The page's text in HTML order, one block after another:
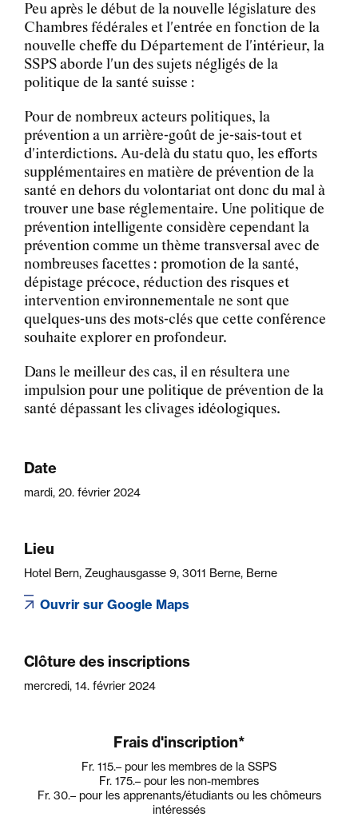
Peu après le début de la nouvelle législature des
Chambres fédérales et l'entrée en fonction de la
nouvelle cheffe du Département de l'intérieur, la
SSPS aborde l'un des sujets négligés de la
politique de la santé suisse :
Pour de nombreux acteurs politiques, la
prévention a un arrière-goût de je-sais-tout et
d'interdictions. Au-delà du statu quo, les efforts
supplémentaires en matière de prévention de la
santé en dehors du volontariat ont donc du mal à
trouver une base réglementaire. Une politique de
prévention intelligente considère cependant la
prévention comme un thème transversal avec de
nombreuses facettes : promotion de la santé,
dépistage précoce, réduction des risques et
intervention environnementale ne sont que
quelques-uns des mots-clés que cette conférence
souhaite explorer en profondeur.
Dans le meilleur des cas, il en résultera une
impulsion pour une politique de prévention de la
santé dépassant les clivages idéologiques.
Date
mardi, 20. février 2024
Lieu
Hotel Bern, Zeughausgasse 9, 3011 Berne, Berne
Ouvrir sur Google Maps
Clôture des inscriptions
mercredi, 14. février 2024
Frais d'inscription*
Fr. 115.– pour les membres de la SSPS
Fr. 175.– pour les non-membres
Fr. 30.–pour les apprenants/étudiants ou les chômeurs
intéressés